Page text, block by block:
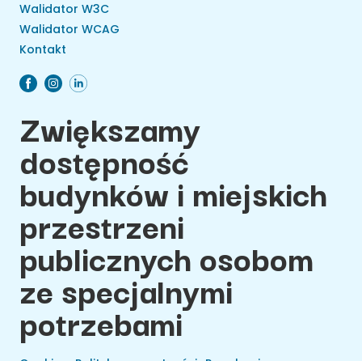
Walidator W3C
Walidator WCAG
Kontakt
Zwiększamy
dostępność
budynków i miejskich
przestrzeni
publicznych osobom
ze specjalnymi
potrzebami